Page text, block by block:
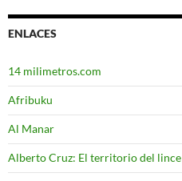
ENLACES
14 milimetros.com
Afribuku
Al Manar
Alberto Cruz: El territorio del lince